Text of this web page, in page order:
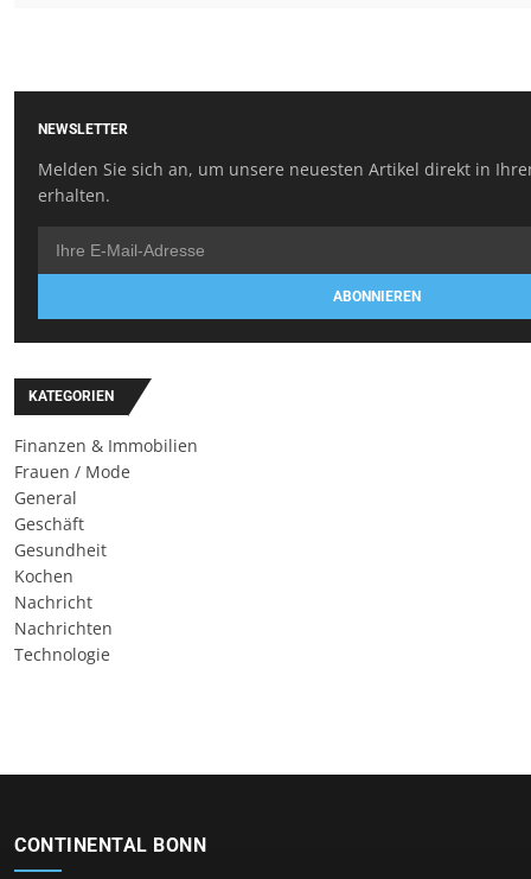
NEWSLETTER
Melden Sie sich an, um unsere neuesten Artikel direkt in
erhalten.
ABONNIEREN
KATEGORIEN
Finanzen & Immobilien
Frauen / Mode
General
Geschäft
Gesundheit
Kochen
Nachricht
Nachrichten
Technologie
CONTINENTAL BONN